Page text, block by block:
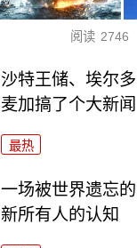
阅读 2746
沙特王储、埃尔
麦加搞了个大新闻
最热
一场被世界遗忘
新所有人的认知